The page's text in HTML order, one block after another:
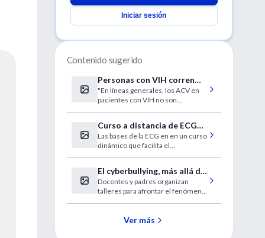
Iniciar sesión
Contenido sugerido
Personas con VIH corren
alto riesgo de sufrir un ACV
"En líneas generales, los ACV en
pacientes con VIH no son
Curso a distancia de ECG
Clínica 2011
Las bases de la ECG en en un curso
dinámico que facilita el
que estaba esperando.
El cyberbullying, más allá de
la escuela
Docentes y padres organizan
talleres para afrontar el fenómeno
electrónicos.Ver más